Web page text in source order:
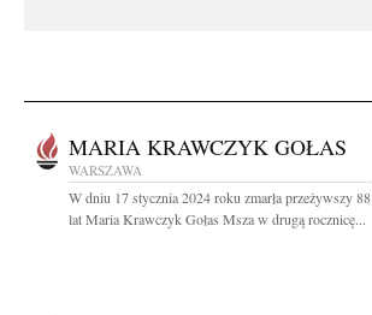
MARIA KRAWCZYK GOŁAS
WARSZAWA
W dniu 17 stycznia 2024 roku zmarła przeżywszy 88
lat Maria Krawczyk Gołas Msza w drugą rocznicę...